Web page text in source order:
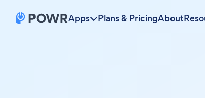
Apps Plans & PricingAbout